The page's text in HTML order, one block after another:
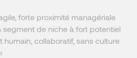
forte proximité managériale
segment de niche à fort potentiel
humain, collaboratif, sans culture